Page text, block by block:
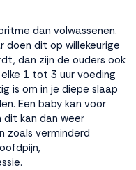
dan volwassenen.
doen dit op willekeurige
dan zijn de ouders ook
elke 1 tot 3 uur voeding
is om in je diepe slaap
Een baby kan voor
kan dan weer
zoals verminderd